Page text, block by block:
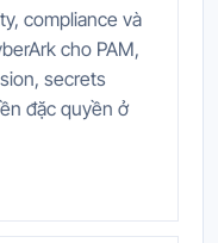
compliance và
cho PAM,
secrets
đặc quyền ở